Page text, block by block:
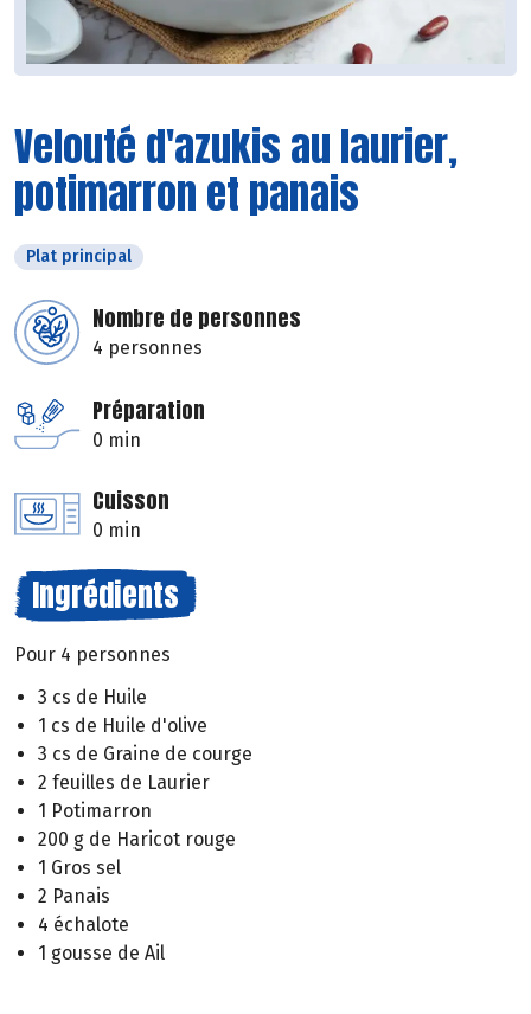
Velouté d'azukis au laurier,
potimarron et panais
Plat principal
Nombre de personnes
4 personnes
Préparation
0 min
Cuisson
0 min
Ingrédients
Pour 4 personnes
3 cs de Huile
1 cs de Huile d'olive
3 cs de Graine de courge
2 feuilles de Laurier
1 Potimarron
200 g de Haricot rouge
1 Gros sel
2 Panais
4 échalote
1 gousse de Ail